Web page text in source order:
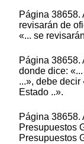
Página 38658.
revisarán de
«... se
Página 38658.
donde dice:
...», debe decir
Estado ..».
Página 38658.
Presupuestos
Presupuestos